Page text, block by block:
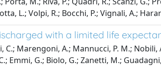
L.; Volpi, R.; Bocchi, P.; Vignali, A.;
with a limited life
Marengoni, A.; Mannucci, P. M.; Nobili,
Emmi, G.; Biolo, G.; Zanetti, M.;